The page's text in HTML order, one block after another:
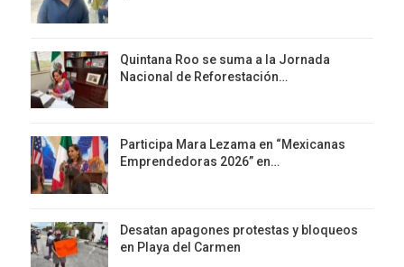
Quintana Roo se suma a la Jornada
Nacional de Reforestación…
Participa Mara Lezama en “Mexicanas
Emprendedoras 2026” en…
Desatan apagones protestas y bloqueos
en Playa del Carmen